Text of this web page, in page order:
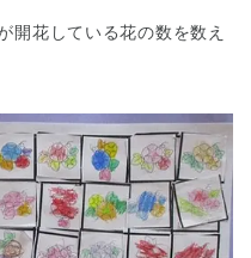
開花している花の数を数え